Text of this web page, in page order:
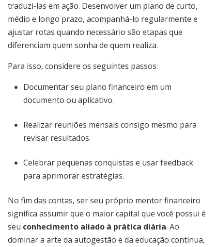
traduzi-las em ação. Desenvolver um plano de curto,
médio e longo prazo, acompanhá-lo regularmente e
ajustar rotas quando necessário são etapas que
diferenciam quem sonha de quem realiza.
Para isso, considere os seguintes passos:
Documentar seu plano financeiro em um
documento ou aplicativo.
Realizar reuniões mensais consigo mesmo para
revisar resultados.
Celebrar pequenas conquistas e usar feedback
para aprimorar estratégias.
No fim das contas, ser seu próprio mentor financeiro
significa assumir que o maior capital que você possui é
seu conhecimento aliado à prática diária. Ao
dominar a arte da autogestão e da educação contínua,